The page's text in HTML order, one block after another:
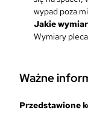
wypad poza
Jakie
Wymiary
Ważne
Przedstawione